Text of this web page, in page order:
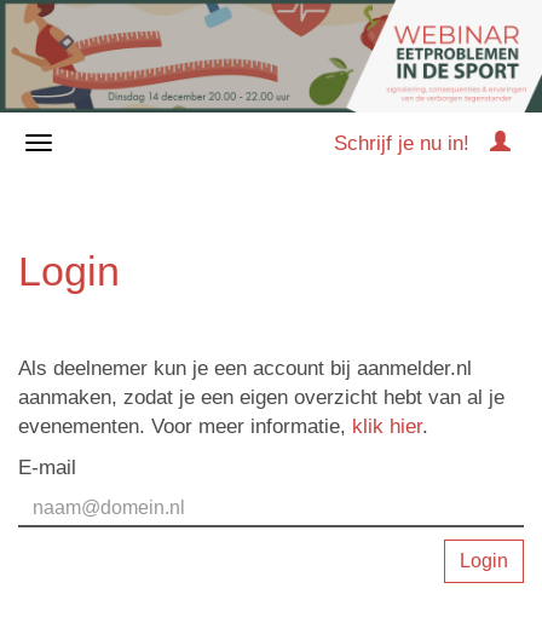
Schrijf je nu in!
Login
Als deelnemer kun je een account bij aanmelder.nl
aanmaken, zodat je een eigen overzicht hebt van al je
evenementen. Voor meer informatie, klik hier.
E-mail
Login